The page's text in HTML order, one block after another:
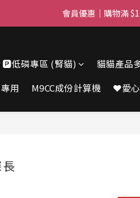
滿$450免費送貨上門 I
會員優惠｜購物滿
低磷專區 (腎貓) 貓貓產品
用 M9CC成份計算機 ❤️愛